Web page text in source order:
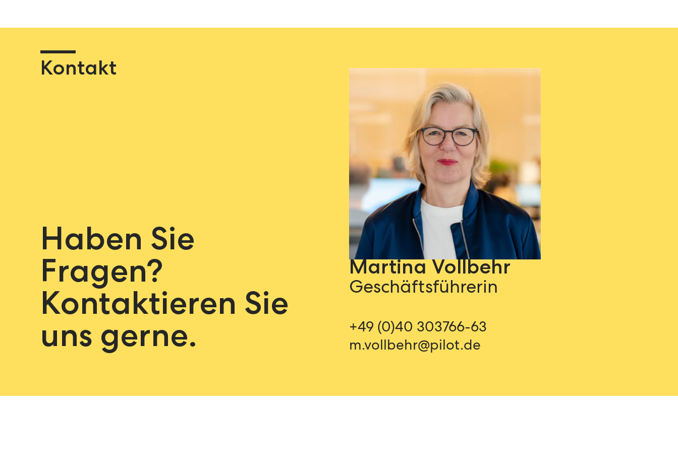
Kontakt
Haben Sie
Fragen?
Kontaktieren Sie
uns gerne.
Martina Vollbehr
Geschäftsführerin
+49 (0)40 303766-63
m.vollbehr@pilot.de